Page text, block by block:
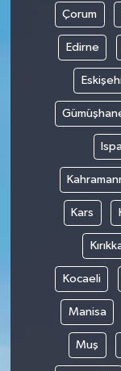
Çorum
Edirne
Kars
Kocaeli
Manisa
Muş